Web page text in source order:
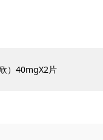
）40mgX2片